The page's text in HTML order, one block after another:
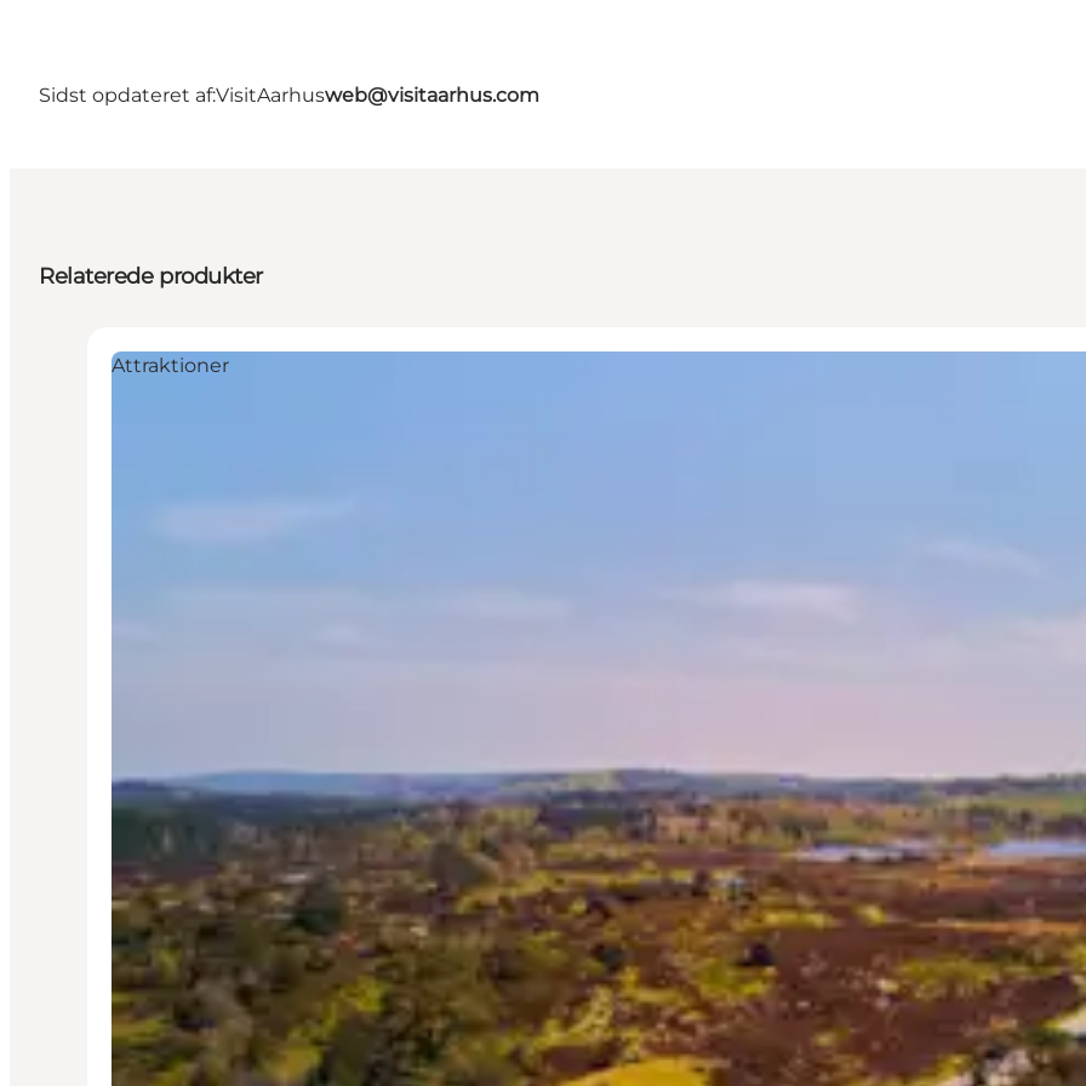
Sidst opdateret af:VisitAarhusweb@visitaarhus.com
Relaterede produkter
Attraktioner